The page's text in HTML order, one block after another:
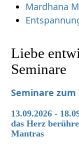
Mardhana
Liebe
Seminare
Seminare
13.09.2026 -
das Herz
Mantras